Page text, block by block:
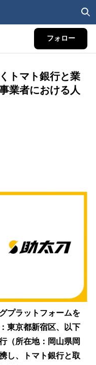
フォロー
トマト銀行と業
業者における人
プラットフォームを
東京都新宿区、以下
（所在地：岡山県岡
し、トマト銀行と取